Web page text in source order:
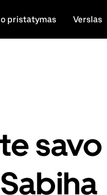
pristatymas Verslas
savo